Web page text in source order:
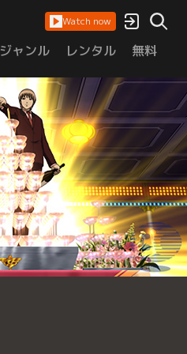
Watch now
ジャンル レンタル 無料